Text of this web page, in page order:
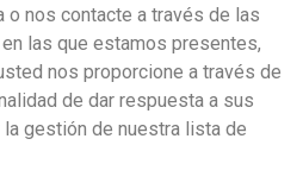
o nos contacte a través de las
las que estamos presentes,
nos proporcione a través de
de dar respuesta a sus
gestión de nuestra lista de